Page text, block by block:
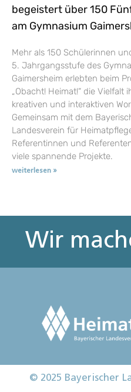
begeistert über 150
am Gymnasium
Mehr als 150 Schülerinnen
5. Jahrgangsstufe des
Gaimersheim erlebten beim
„Obacht! Heimat!“ die Vielfalt
kreativen und interaktiven
Gemeinsam mit dem
Landesverein für
Referentinnen und
viele spannende Projekte.
weiterlesen »
Wir
© 2025 Bayerischer